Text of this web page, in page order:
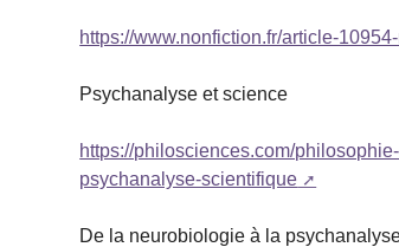
https://www.nonfiction.fr/article-
Psychanalyse et science
https://philosciences.com/
psychanalyse-scientifique
De la neurobiologie à la